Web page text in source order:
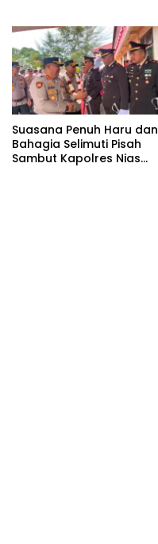
Suasana Penuh Haru dan
Bahagia Selimuti Pisah
Sambut Kapolres Nias